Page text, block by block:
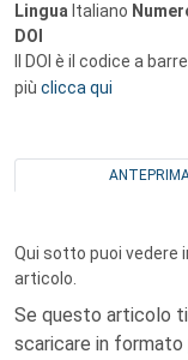
Lingua Italiano
DOI
Il DOI è il codice a
più clicca qui
Qui sotto puoi vedere
articolo.
Se questo articolo
scaricare in